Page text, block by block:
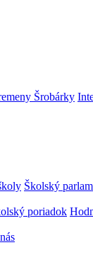
Šrobárky
Školský
poriadok